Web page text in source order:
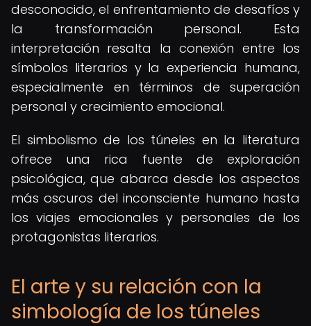
desconocido, el enfrentamiento de desafíos y
la transformación personal. Esta
interpretación resalta la conexión entre los
símbolos literarios y la experiencia humana,
especialmente en términos de superación
personal y crecimiento emocional.
El simbolismo de los túneles en la literatura
ofrece una rica fuente de exploración
psicológica, que abarca desde los aspectos
más oscuros del inconsciente humano hasta
los viajes emocionales y personales de los
protagonistas literarios.
El arte y su relación con la
simbología de los túneles